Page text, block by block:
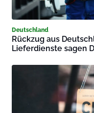
Deutschland
Rückzug aus
Lieferdienste sagen